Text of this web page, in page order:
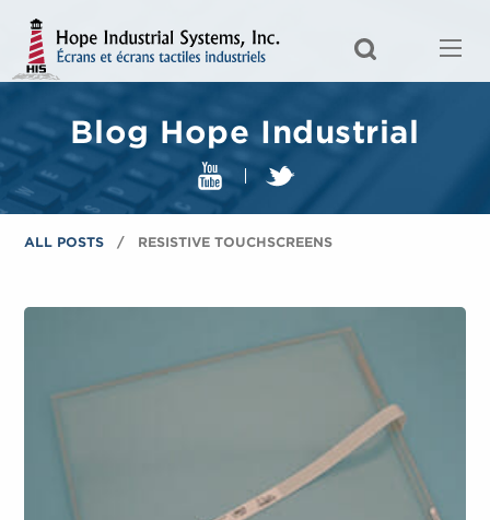
Blog Hope Industrial
ALL POSTS RESISTIVE TOUCHSCREENS